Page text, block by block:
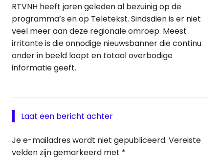
RTVNH heeft jaren geleden al bezuinig op de
programma’s en op Teletekst. Sindsdien is er niet
veel meer aan deze regionale omroep. Meest
irritante is die onnodige nieuwsbanner die continu
onder in beeld loopt en totaal overbodige
informatie geeft.
Laat een bericht achter
Je e-mailadres wordt niet gepubliceerd. Vereiste
velden zijn gemarkeerd met *